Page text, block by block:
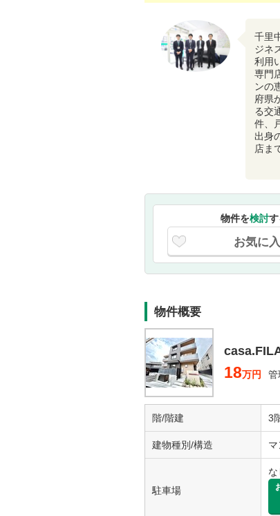
千里
ジネ
利用
専門
ンの
府県
る交
件、
出身
店ま
物件を検討
お気に
物件概要
18万円 管
階/階建 3
建物種別/構造
駐車場
な